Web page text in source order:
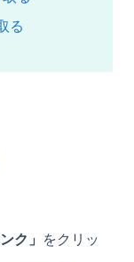
る
ク」
をクリッ